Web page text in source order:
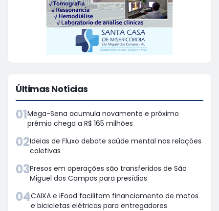
Últimas Notícias
01Mega-Sena acumula novamente e próximo
prêmio chega a R$ 165 milhões
02Ideias de Fluxo debate saúde mental nas relações
coletivas
03Presos em operações são transferidos de São
Miguel dos Campos para presídios
04CAIXA e iFood facilitam financiamento de motos
e bicicletas elétricas para entregadores